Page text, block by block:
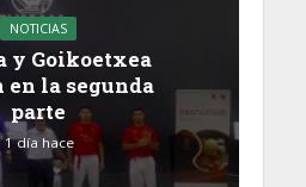
NOTICIAS
y Goikoetxea
en la segunda
parte
1 día hace